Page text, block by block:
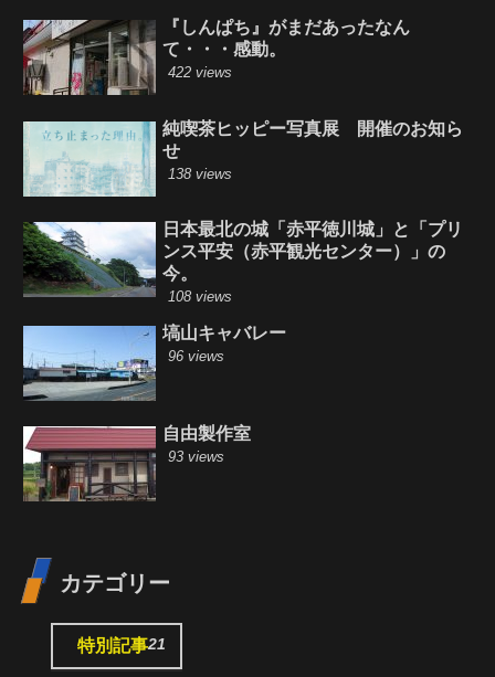
『しんぱち』がまだあったなん
て・・・感動。
422 views
純喫茶ヒッピー写真展 開催のお知ら
せ
138 views
日本最北の城「赤平徳川城」と「プリ
ンス平安（赤平観光センター）」の
今。
108 views
塙山キャバレー
96 views
自由製作室
93 views
カテゴリー
特別記事21